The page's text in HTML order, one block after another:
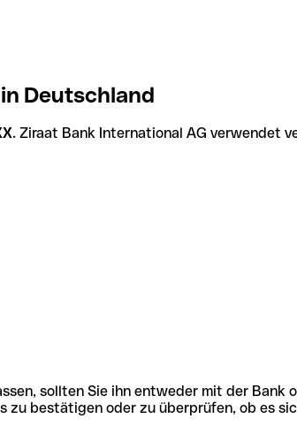
Deutschland
. Ziraat Bank International AG verwendet
sollten Sie ihn entweder mit der
bestätigen oder zu überprüfen, ob es